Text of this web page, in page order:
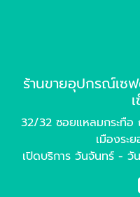
ร้านขายอุปกรณ์เซ
32/32 ซอยแหลมกระทือ
เมืองระ
เปิดบริการ วันจันทร์ -